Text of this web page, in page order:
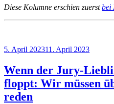
Diese Kolumne erschien zuerstbei
Veröffentlicht
5. April 202311. April 2023
Wenn der Jury-
floppt: Wir müssen
reden